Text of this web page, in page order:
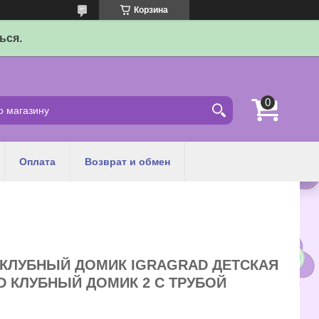
Корзина
Оплата Возврат и обмен
ДОМИК IGRAGRAD ДЕТСКАЯ
КЛУБНЫЙ ДОМИК 2 С ТРУБОЙ